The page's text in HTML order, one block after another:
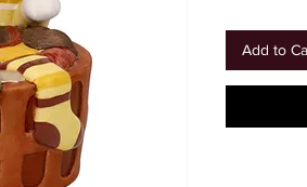
Add to